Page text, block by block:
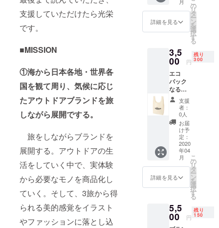
支援していただけたら光栄
です。
■MISSION
①海から日本各地・世界各
国を観て周り、気候に応じ
たアウトドアブランドを旅
しながら展開でする。
旅をしながらブランドを
展開する。アウトドアの生
活をしていく中で、実体験
から必要なモノを商品化し
ていく。そして、3旅から得
られる美的感覚をイラスト
やファッションに落とし込
抜きス
テッ
カーで
す。
黒・白
セット
（屋外
対応）
サイズ
約
11cm×
約4cm
詳細を見る
の
リ
タ
ー
ン
を
選
択
す
る
3,5
00 円
残り
300
エコ
バック
なるべ
くプラ
スチッ
クゴミ
を出さ
ないた
めに 買
い物の
ときに
どうで
しょ
う。 厚
手のエ
コバッ
す。 エ
コバッ
ク＋旅
支援
者：
0人
お届
け予
定：
2020
年04
月
詳細を見る
こ
の
リ
タ
ー
ン
を
選
択
す
る
5,5
00 円
残り
150